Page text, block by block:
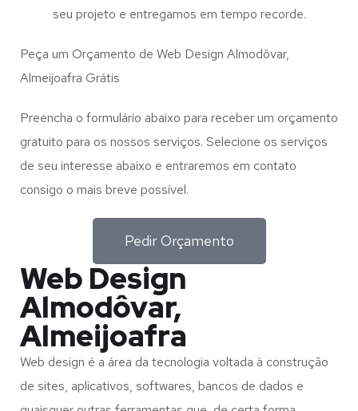
seu projeto e entregamos em tempo recorde.
Peça um Orçamento de Web Design Almodôvar,
Almeijoafra Grátis
Preencha o formulário abaixo para receber um orçamento
gratuito para os nossos serviços. Selecione os serviços
de seu interesse abaixo e entraremos em contato
consigo o mais breve possível.
Pedir Orçamento
Web Design
Almodôvar,
Almeijoafra
Web design é a área da tecnologia voltada à construção
de sites, aplicativos, softwares, bancos de dados e